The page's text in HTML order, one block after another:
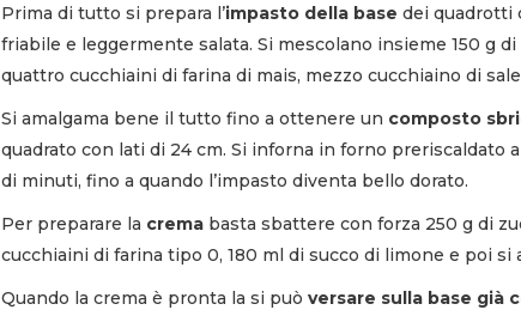
Prima di tutto si prepara l’impasto della base dei quadrotti
friabile e leggermente salata. Si mescolano insieme 150 g
quattro cucchiaini di farina di mais, mezzo cucchiaino di
Si amalgama bene il tutto fino a ottenere un composto
quadrato con lati di 24 cm. Si inforna in forno preriscaldato
di minuti, fino a quando l’impasto diventa bello dorato.
Per preparare la crema basta sbattere con forza 250 g di
cucchiaini di farina tipo 0, 180 ml di succo di limone e poi si
Quando la crema è pronta la si può versare sulla base già